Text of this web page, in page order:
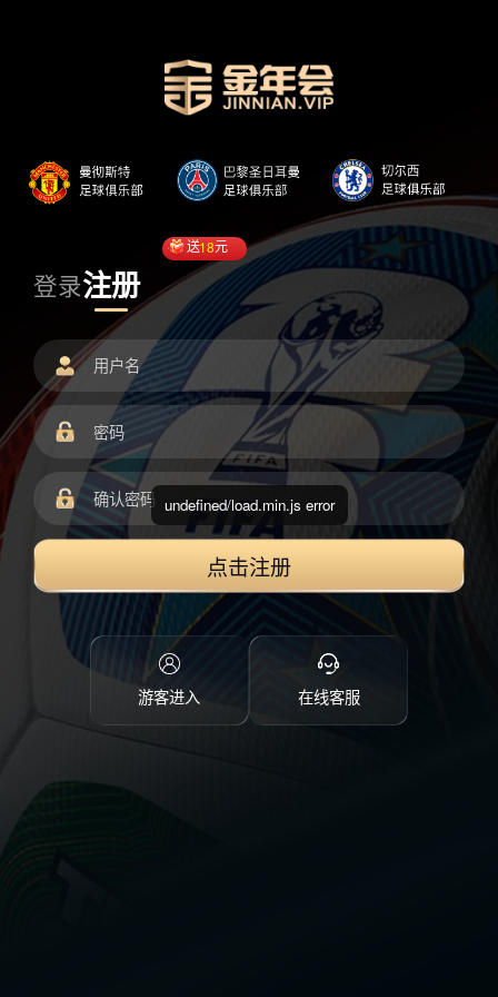
登录注册
送18元
点击注册
游客进入 在线客服
undefined/load.min.js error